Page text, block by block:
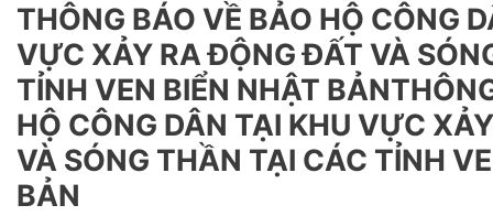
THÔNG BÁO VỀ BẢO HỘ CÔNG
VỰC XẢY RA ĐỘNG ĐẤT VÀ
TỈNH VEN BIỂN NHẬT
HỘ CÔNG DÂN TẠI KHU VỰC
VÀ SÓNG THẦN TẠI CÁC TỈNH
BẢN